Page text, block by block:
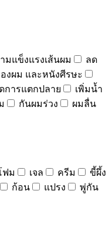
มแข็งแรงเส้นผม
ลด
งผม และหนังศีรษะ
การแตกปลาย
เพิ่มน้ำ
กันผมร่วง
ผมลื่น
ฟม เจล ครีม
ขี้ผึ้ง
ก้อน แปรง
พู่กัน